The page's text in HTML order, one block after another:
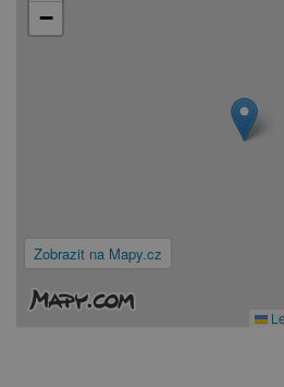
Zobrazit na Mapy.cz
−